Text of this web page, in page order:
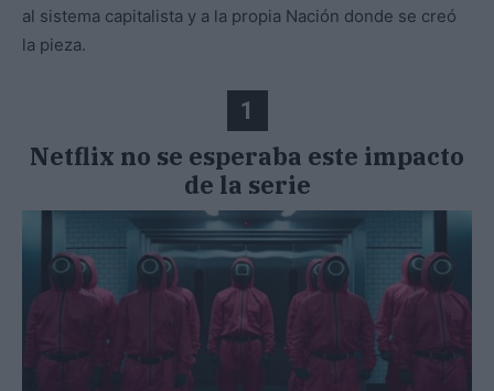
al sistema capitalista y a la propia Nación donde se creó
la pieza.
1
Netflix no se esperaba este impacto
de la serie